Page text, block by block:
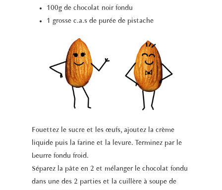
100g de chocolat noir fondu
1 grosse c.a.s de purée de pistache
Fouettez le sucre et les œufs, ajoutez la crème
liquide puis la farine et la levure. Terminez par le
beurre fondu froid.
Séparez la pâte en 2 et mélanger le chocolat fondu
dans une des 2 parties et la cuillère à soupe de